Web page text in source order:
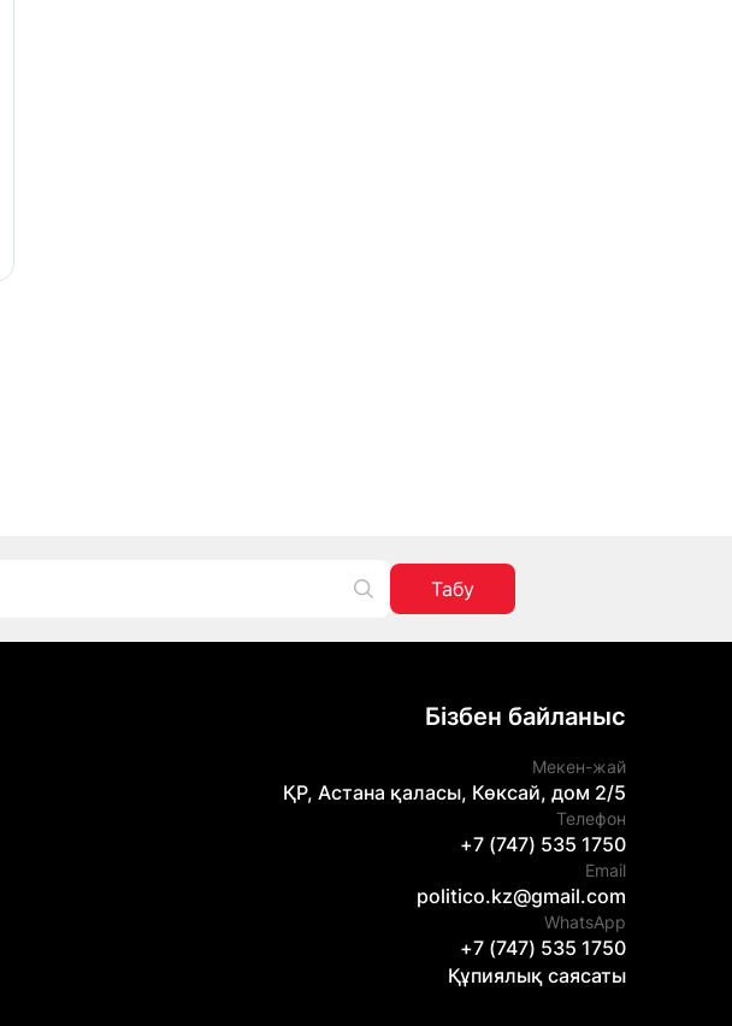
Табу
Бізбен байланыс
Мекен-жай
ҚР, Астана қаласы, Көксай, дом 2/5
Телефон
+7 (747) 535 1750
Email
politico.kz@gmail.com
WhatsApp
+7 (747) 535 1750
Құпиялық саясаты